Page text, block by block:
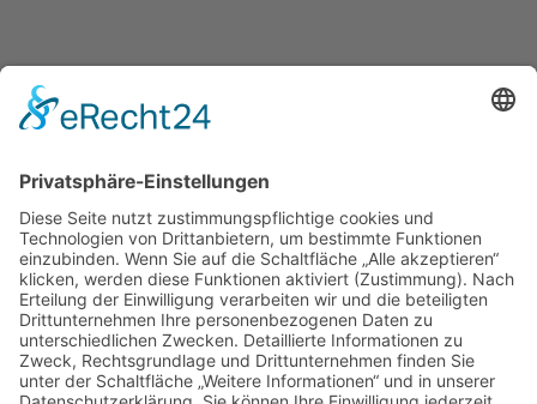
Startseite Beate Leßmann
Datenschutz
Impressum
© Beate Leßmann 2026